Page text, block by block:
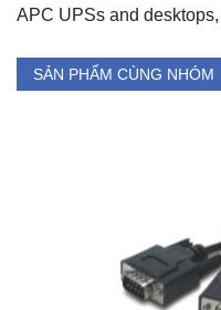
APC UPSs and
SẢN PHẨM CÙNG NHÓM